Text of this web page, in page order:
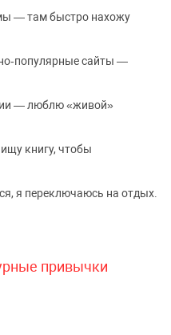
— там быстро нахожу
сайты —
— люблю «живой»
книгу, чтобы
я переключаюсь на отдых.
привычки